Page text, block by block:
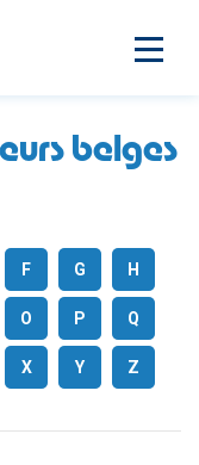
belges
F G H
O P Q
X Y Z